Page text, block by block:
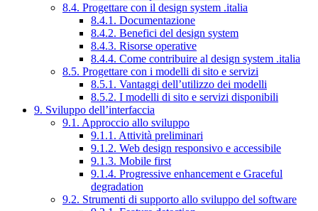
8.4. Progettare con il design system .italia
8.4.1. Documentazione
8.4.2. Benefici del design system
8.4.3. Risorse operative
8.4.4. Come contribuire al design system .italia
8.5. Progettare con i modelli di sito e servizi
8.5.1. Vantaggi dell’utilizzo dei modelli
8.5.2. I modelli di sito e servizi disponibili
9. Sviluppo dell’interfaccia
9.1. Approccio allo sviluppo
9.1.1. Attività preliminari
9.1.2. Web design responsivo e accessibile
9.1.3. Mobile first
9.1.4. Progressive enhancement e Graceful
degradation
9.2. Strumenti di supporto allo sviluppo del software